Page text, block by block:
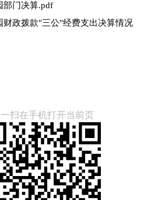
部门决算.pdf
财政拨款"三公"经费支出决算情况
扫在手机打开当前页